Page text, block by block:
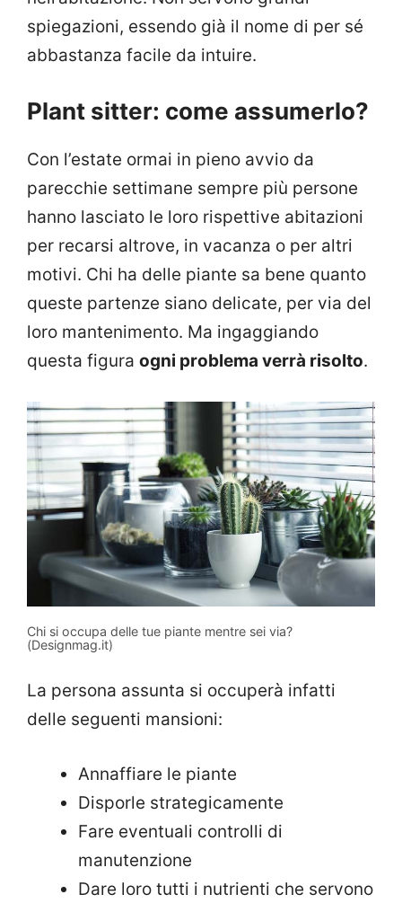
spiegazioni, essendo già il nome di per sé
abbastanza facile da intuire.
Plant sitter: come assumerlo?
Con l’estate ormai in pieno avvio da
parecchie settimane sempre più persone
hanno lasciato le loro rispettive abitazioni
per recarsi altrove, in vacanza o per altri
motivi. Chi ha delle piante sa bene quanto
queste partenze siano delicate, per via del
loro mantenimento. Ma ingaggiando
questa figura ogni problema verrà risolto.
Chi si occupa delle tue piante mentre sei via?
(Designmag.it)
La persona assunta si occuperà infatti
delle seguenti mansioni:
Annaffiare le piante
Disporle strategicamente
Fare eventuali controlli di
manutenzione
Dare loro tutti i nutrienti che servono